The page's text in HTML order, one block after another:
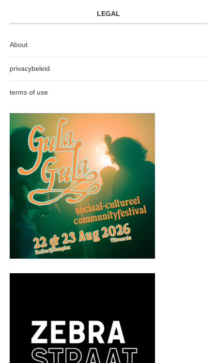
LEGAL
About
privacybeleid
terms of use